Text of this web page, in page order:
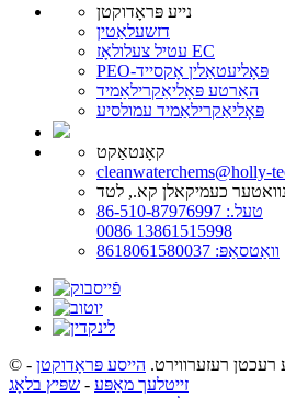
נייע פּראָדוקטן
דזשעלאַטין
עטיל צעלולאָז EC
PEO-פּאָליעטאַלין אָקסייד
האַרטע פּאָליאַקרילאַמיד
פּאָליאַקרילאַמיד עמולסיע
קאָנטאַקט
cleanwaterchems@holly-
טעל.: 86-510-87976997
0086 13861515998
וואַטסאַפּ: 8618061580037
הייסע פּראָדוקטן -
זייטלעך מאַפּע - שפּיץ בלאָג